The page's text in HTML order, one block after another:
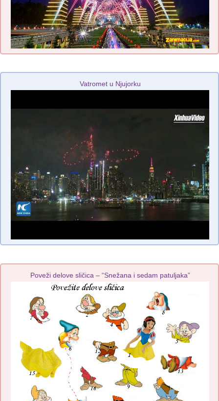
Vatromet u Njujorku
Poveži delove sličica – “Snežana i sedam patuljaka”